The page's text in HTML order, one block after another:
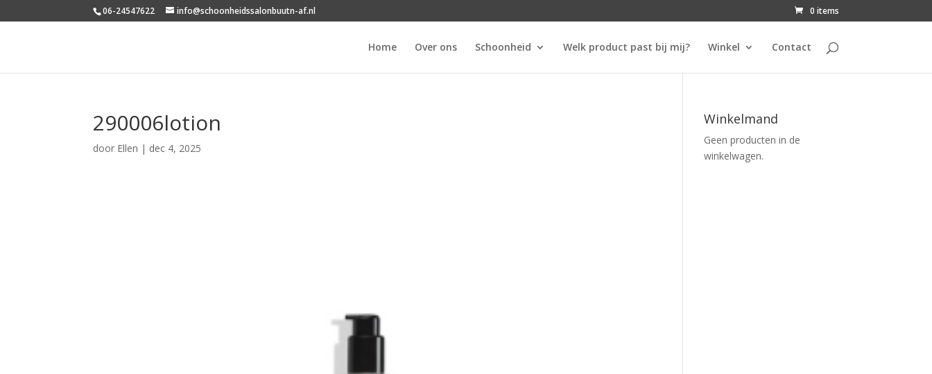
06-24547622 info@schoonheidssalonbuutn-af.nl 0 items
Home Over ons Schoonheid Welk product past bij mij? Winkel Contact
290006lotion
door Ellen | dec 4, 2025
Winkelmand
Geen producten in de
winkelwagen.